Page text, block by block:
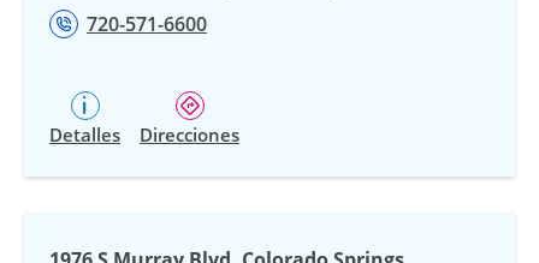
720-571-6600
Detalles Direcciones